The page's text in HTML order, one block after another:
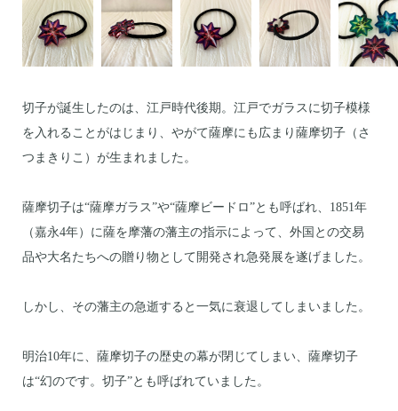
切子が誕生したのは、江戸時代後期。江戸でガラスに切子模様
を入れることがはじまり、やがて薩摩にも広まり薩摩切子（さ
つまきりこ）が生まれました。
薩摩切子は“薩摩ガラス”や“薩摩ビードロ”とも呼ばれ、1851年
（嘉永4年）に薩を摩藩の藩主の指示によって、外国との交易
品や大名たちへの贈り物として開発され急発展を遂げました。
しかし、その藩主の急逝すると一気に衰退してしまいました。
明治10年に、薩摩切子の歴史の幕が閉じてしまい、薩摩切子
は“幻のです。切子”とも呼ばれていました。